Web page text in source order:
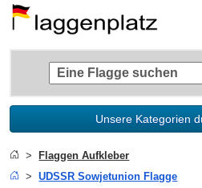
Unsere Kategorien
Flaggen Aufkleber
UDSSR Sowjetunion Flagge